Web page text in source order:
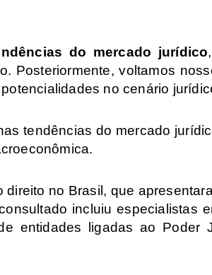
do mercado jurídico
Posteriormente, voltamos
no cenário
tendências do mercado
no Brasil, que
incluiu especialistas
entidades ligadas ao Poder